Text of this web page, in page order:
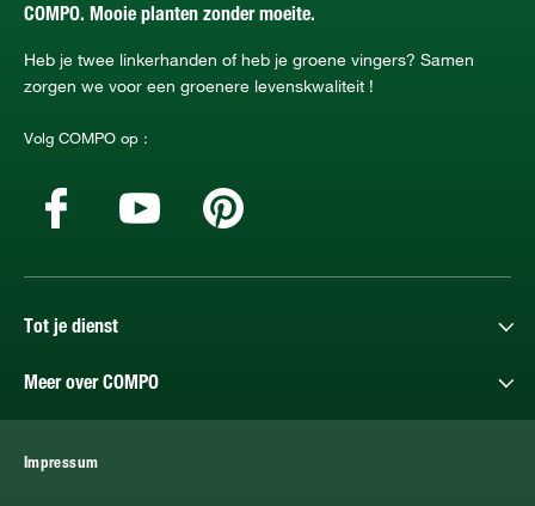
COMPO. Mooie planten zonder moeite.
Heb je twee linkerhanden of heb je groene vingers? Samen
zorgen we voor een groenere levenskwaliteit !
Volg COMPO op :
Tot je dienst
Meer over COMPO
Impressum